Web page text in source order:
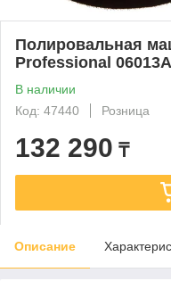
Полировальная
Professional
В наличии
Код: 47440
Розница
132 290 ₸
Описание